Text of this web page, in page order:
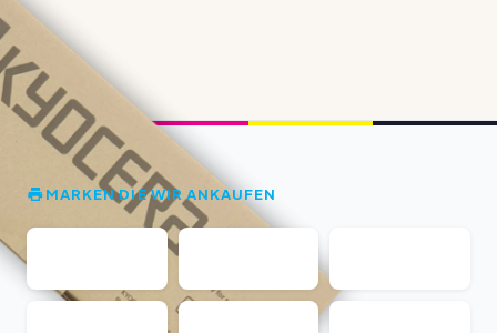
MARKEN DIE WIR ANKAUFEN